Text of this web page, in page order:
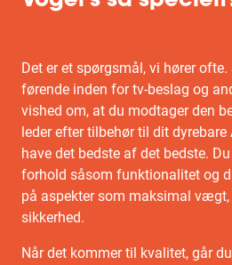
Det er et spørgsmål, vi hører
førende inden for tv-beslag og
vished om, at du modtager den
leder efter tilbehør til dit dyrebare
have det bedste af det bedste.
forhold såsom funktionalitet og
på aspekter som maksimal
sikkerhed.
Når det kommer til kvalitet, går